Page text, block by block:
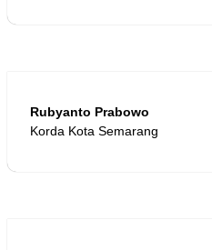
Rubyanto Prabowo
Korda Kota Semarang